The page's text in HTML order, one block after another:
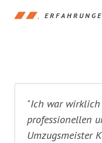
"Ich war
professionellen
Umzugsmeister